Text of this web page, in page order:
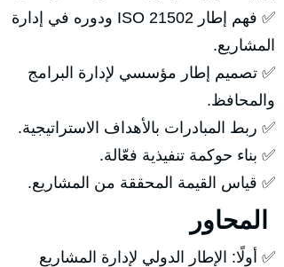
✅ فهم إطار ISO 21502 ودوره في إدارة
المشاريع.
✅ تصميم إطار مؤسسي لإدارة البرامج
والمحافظ.
✅ ربط المبادرات بالأهداف الاستراتيجية.
✅ بناء حوكمة تنفيذية فعّالة.
✅ قياس القيمة المحققة من المشاريع.
✅ أولًا: الإطار الدولي لإدارة المشاريع